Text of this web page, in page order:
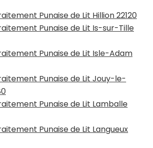
Punaise de Lit Hillion 22120
Punaise de Lit Is-sur-Tille
Punaise de Lit Isle-Adam
Punaise de Lit Jouy-le-
Punaise de Lit Lamballe
Punaise de Lit Langueux